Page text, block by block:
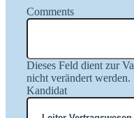
Comments
Dieses Feld dient zur
nicht verändert werden.
Kandidat